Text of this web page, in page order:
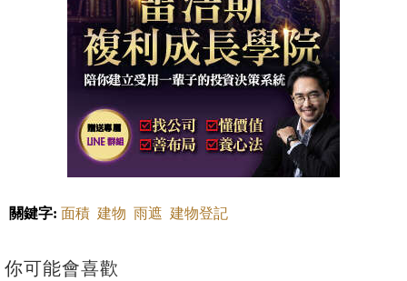
關鍵字: 面積 建物 雨遮 建物登記
你可能會喜歡